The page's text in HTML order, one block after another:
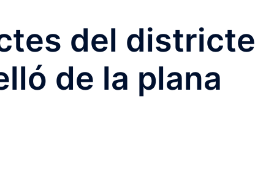
del districte
de la plana